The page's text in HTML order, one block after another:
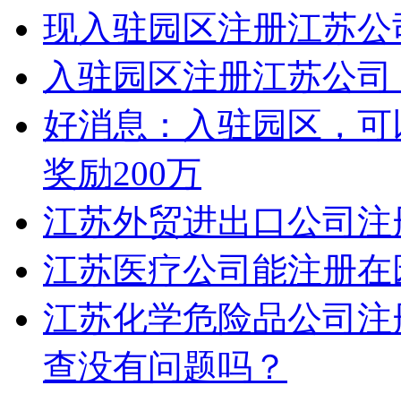
现入驻园区注册江苏
入驻园区注册江苏公
好消息：入驻园区，
奖励200万
江苏外贸进出口公司
江苏医疗公司能注册
江苏化学危险品公司
查没有问题吗？